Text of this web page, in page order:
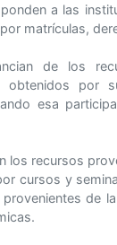
a las
matrículas,
de los
obtenidos por
esa
los recursos
cursos y
de